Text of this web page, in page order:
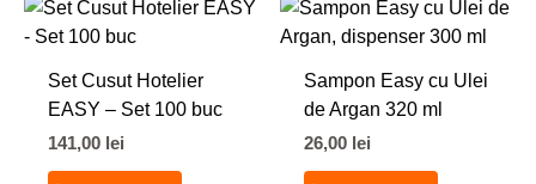
Set Cusut Hotelier
EASY – Set 100 buc
141,00 lei
Sampon Easy cu Ulei
de Argan 320 ml
26,00 lei